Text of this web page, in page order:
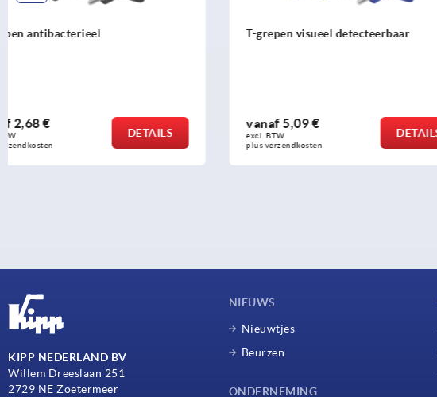
T-grepen visueel detecteerbaar
vanaf
plus verzendkosten
T-grepen thermoplast
vanaf
plus verzendkosten
KIPP NEDERLAND BV
Willem Dreeslaan 251
2729 NE Zoetermeer
NIEUWS
Nieuwtjes
Beurzen
ONDERNEMING